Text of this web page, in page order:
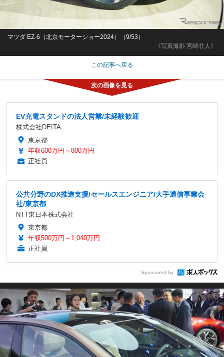
《写真撮影 宮崎壮人》
マツダ EZ-6（北京モーターショー2024）（9/53）
この記事へ戻る
EV充電スタンドの法人営業/未経験歓迎
株式会社DEITA
東京都
年収600万円～800万円
正社員
公共分野のDX推進支援/セールスエンジニア/大手通信事業会
社/東京都
NTT東日本株式会社
東京都
年収500万円～1,040万円
正社員
Sponsored by